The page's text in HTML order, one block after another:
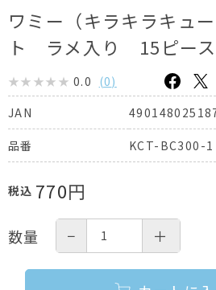
ワミー（キラキラキュ
ト ラメ入り 15ピース
0.0 (0)
JAN
品番 KCT-BC300-1
税込 770円
数量 − ＋